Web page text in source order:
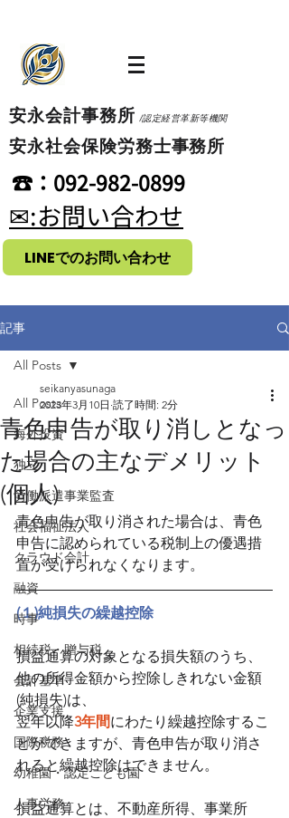
​安永会計事務所 /認定経営革新等機関
​安永社会保険労務士事務所
​☎：092-982-0899
​✉:お問い合わせ
LINEでのお問い合わせ
記事
All Posts
海外投資
独立
労働派遣事業監査
社会福祉法人
クラウド会計
融資
時事
相続税・贈与税
会計基準
企業支援
国際税務
幼稚園・認定こども園
人事労務
All Posts
青色申告が取り消しとなっ
た場合の主なデメリット
(個人)
seikanyasunaga
2023年3月10日 読了時間: 2分
青色申告が取り消された場合は、青色
申告に認められている税制上の優遇措
置が受けられなくなります。
(１)純損失の繰越控除
損益通算の対象となる損失額のうち、
他の所得金額から控除しきれない金額
(純損失)は、
翌年以降3年間にわたり繰越控除するこ
とができますが、青色申告が取り消さ
れると繰越控除はできません。
損益通算とは、不動産所得、事業所